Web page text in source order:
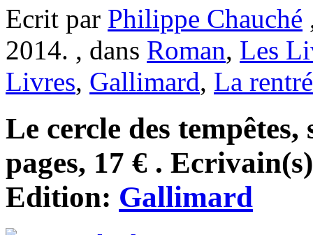
Ecrit par Philippe Chauché
2014. , dans Roman, Les
Livres, Gallimard, La
Le cercle des tempêtes,
pages, 17 € .
Edition: Gallimard